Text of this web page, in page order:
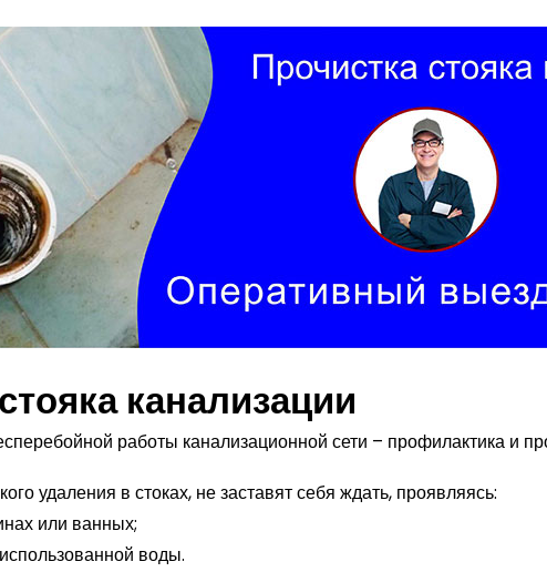
канализации
работы канализационной сети – профилактика и
удаления в стоках, не заставят себя ждать, проявляясь:
или ванных;
воды.